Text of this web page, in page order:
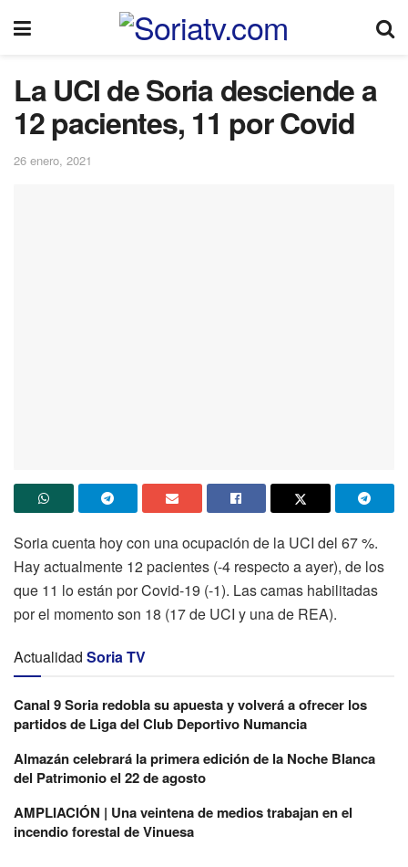
La UCI de Soria desciende a
12 pacientes, 11 por Covid
26 enero, 2021
Soria cuenta hoy con una ocupación de la UCI del 67 %.
Hay actualmente 12 pacientes (-4 respecto a ayer), de los
que 11 lo están por Covid-19 (-1). Las camas habilitadas
por el momento son 18 (17 de UCI y una de REA).
Actualidad Soria TV
Canal 9 Soria redobla su apuesta y volverá a ofrecer los
partidos de Liga del Club Deportivo Numancia
Almazán celebrará la primera edición de la Noche Blanca
del Patrimonio el 22 de agosto
AMPLIACIÓN | Una veintena de medios trabajan en el
incendio forestal de Vinuesa